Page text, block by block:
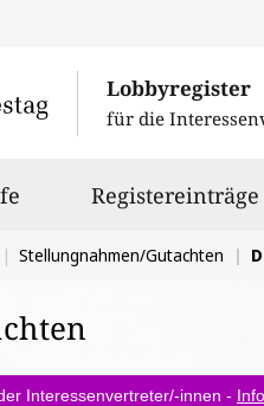
Lobbyregister
für die
Registereinträge
Stellungnahmen/Gutachten
Interessenvertreter/-innen -